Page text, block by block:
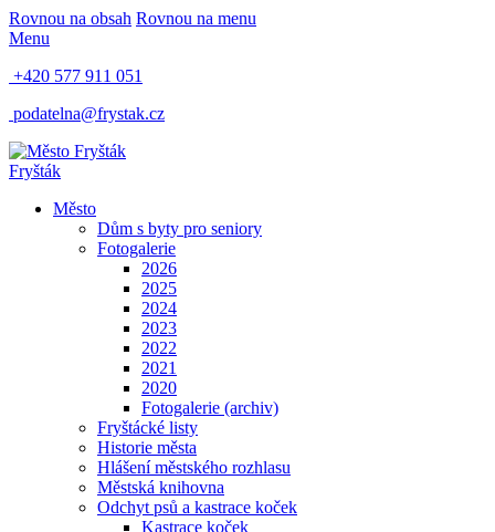
Rovnou na obsah Rovnou na menu
Menu
+420 577 911 051
podatelna@frystak.cz
Fryšták
Město
Dům s byty pro seniory
Fotogalerie
2026
2025
2024
2023
2022
2021
2020
Fotogalerie (archiv)
Fryštácké listy
Historie města
Hlášení městského rozhlasu
Městská knihovna
Odchyt psů a kastrace koček
Kastrace koček